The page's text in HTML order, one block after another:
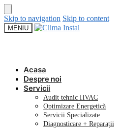
Skip to navigation Skip to content
MENIU
Acasa
Despre noi
Servicii
Audit tehnic HVAC
Optimizare Energetică
Servicii Specializate
Diagnosticare + Reparații